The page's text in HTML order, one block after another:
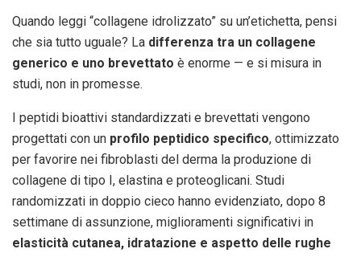
Quando leggi “collagene idrolizzato” su un’etichetta, pensi
che sia tutto uguale? La differenza tra un collagene
generico e uno brevettato è enorme — e si misura in
studi, non in promesse.
I peptidi bioattivi standardizzati e brevettati vengono
progettati con un profilo peptidico specifico, ottimizzato
per favorire nei fibroblasti del derma la produzione di
collagene di tipo I, elastina e proteoglicani. Studi
randomizzati in doppio cieco hanno evidenziato, dopo 8
settimane di assunzione, miglioramenti significativi in
elasticità cutanea, idratazione e aspetto delle rughe